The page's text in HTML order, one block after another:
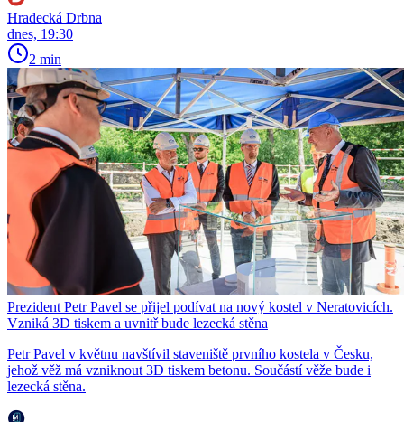
Hradecká Drbna
dnes, 19:30
2 min
Prezident Petr Pavel se přijel podívat na nový kostel v Neratovicích.
Vzniká 3D tiskem a uvnitř bude lezecká stěna
Petr Pavel v květnu navštívil staveniště prvního kostela v Česku,
jehož věž má vzniknout 3D tiskem betonu. Součástí věže bude i
lezecká stěna.